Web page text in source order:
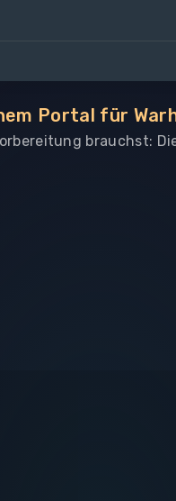
Portal für
brauchst: